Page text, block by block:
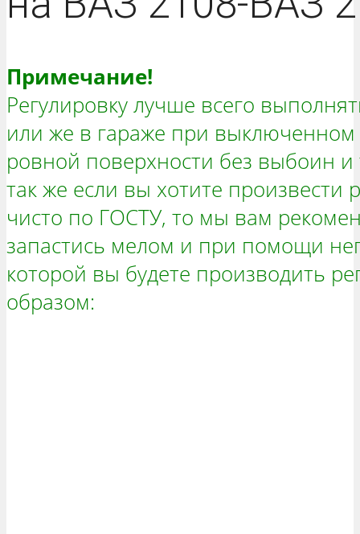
Примечание!
Регулировку лучше всего
или же в гараже при выключенном
ровной поверхности без выбоин
так же если вы хотите произвести
чисто по ГОСТУ, то мы вам
запастись мелом и при помощи
которой вы будете производить
образом: